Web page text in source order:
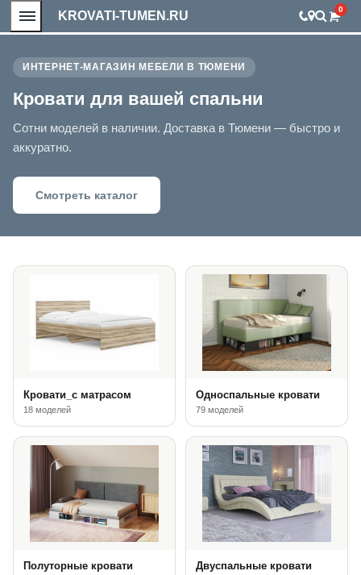
KROVATI-TUMEN.RU 0
ИНТЕРНЕТ-МАГАЗИН МЕБЕЛИ В ТЮМЕНИ
Кровати для вашей спальни
Сотни моделей в наличии. Доставка в Тюмени — быстро и
аккуратно.
Смотреть каталог
Кровати_с матрасом
18 моделей
Односпальные кровати
79 моделей
Полуторные кровати Двуспальные кровати